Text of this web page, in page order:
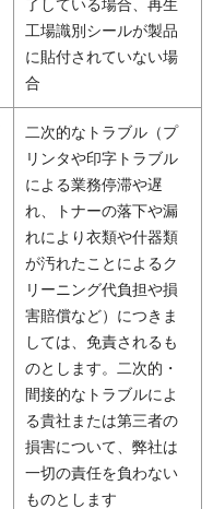
了している場合、再生
工場識別シールが製品
に貼付されていない場
合
二次的なトラブル（プ
リンタや印字トラブル
による業務停滞や遅
れ、トナーの落下や漏
れにより衣類や什器類
が汚れたことによるク
リーニング代負担や損
害賠償など）につきま
しては、免責されるも
のとします。二次的・
間接的なトラブルによ
る貴社または第三者の
損害について、弊社は
一切の責任を負わない
ものとします